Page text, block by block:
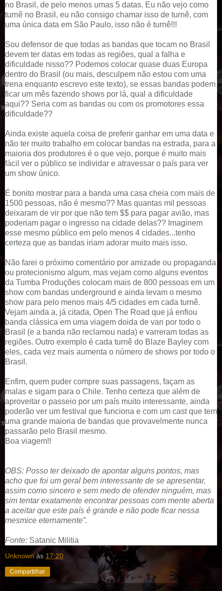
no Brasil, de pelo menos umas 5 datas. Eu não vejo como
turnê no Brasil, eu não consigo chamar isso de turnê, com
uma única data em São Paulo, isso não é turnê!!!
Sou defensor de que todas as bandas que tocam no Brasil
devem ter datas em todas as regiões, qual a falha e
dificuldade nisso?? Podemos colocar quase duas Europa
dentro do Brasil (ou mais, desculpem não estou com uma
trena enquanto escrevo este texto), se essas bandas podem
ficar um mês fazendo shows por lá, qual a dificuldade
aqui?? Seria com as bandas ou com os promotores essa
dificuldade??
Ainda existe aquela coisa de preferir ganhar em uma data e
não ter muito trabalho em colocar bandas na estrada, para a
maioria dos produtores é o que vejo, porque é muito mais
fácil ver o público se individar e atravessar o país para ver
um show único.
É bonito mostrar para a banda uma casa cheia com mais de
1500 pessoas, não é mesmo?? Mas quantas mil pessoas
deixaram de vir por que não tem $$ para pagar avião, mas
poderiam pagar o ingresso na cidade delas?? Imaginem
esse mesmo público em pelo menos 4 cidades...tenho
certeza que as bandas iriam adorar muito mais isso.
Não farei o próximo comentário por amizade ou propaganda
ou protecionismo algum, mas vejam como alguns eventos
da Tumba Produções colocam mais de 800 pessoas em um
show com bandas underground e ainda levam o mesmo
show para pelo menos mais 4/5 cidades em cada turnê.
Vejam ainda a, já citada, Open The Road que já enfiou
banda clássica em uma viagem doida de van por todo o
Brasil (e a banda não reclamou nada) e varreram todas as
regiões. Outro exemplo é cada turnê do Blaze Bayley com
eles, cada vez mais aumenta o número de shows por todo o
Brasil.
Enfim, quem puder compre suas passagens, façam as
malas e sigam para o Chile. Tenho certeza que além de
aproveitar o passeio por um país muito interessante, ainda
poderão ver um festival que funciona e com um cast que tem
uma grande maioria de bandas que provavelmente nunca
passarão pelo Brasil mesmo.
Boa viagem!!
OBS: Posso ter deixado de apontar alguns pontos, mas
acho que foi um geral bem interessante de se apresentar,
assim como sincero e sem medo de ofender ninguém, mas
sim tentar exatamente encontrar pessoas com mente aberta
a aceitar que este país é grande e não pode ficar nessa
mesmice eternamente”.
Fonte: Satanic Militia
Unknown às 17:20
Compartilhar